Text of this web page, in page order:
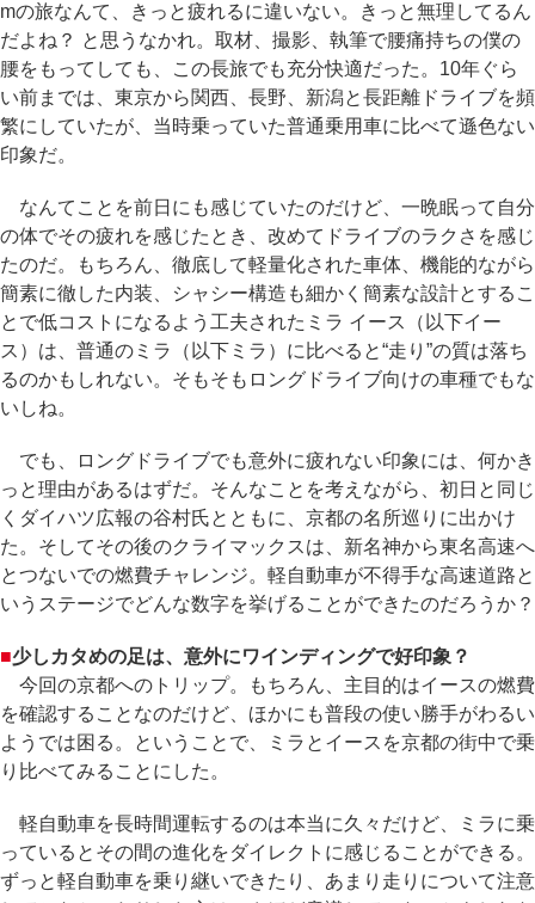
mの旅なんて、きっと疲れるに違いない。きっと無理してるん
だよね？ と思うなかれ。取材、撮影、執筆で腰痛持ちの僕の
腰をもってしても、この長旅でも充分快適だった。10年ぐら
い前までは、東京から関西、長野、新潟と長距離ドライブを頻
繁にしていたが、当時乗っていた普通乗用車に比べて遜色ない
印象だ。
なんてことを前日にも感じていたのだけど、一晩眠って自分
の体でその疲れを感じたとき、改めてドライブのラクさを感じ
たのだ。もちろん、徹底して軽量化された車体、機能的ながら
簡素に徹した内装、シャシー構造も細かく簡素な設計とするこ
とで低コストになるよう工夫されたミラ イース（以下イー
ス）は、普通のミラ（以下ミラ）に比べると“走り”の質は落ち
るのかもしれない。そもそもロングドライブ向けの車種でもな
いしね。
でも、ロングドライブでも意外に疲れない印象には、何かき
っと理由があるはずだ。そんなことを考えながら、初日と同じ
くダイハツ広報の谷村氏とともに、京都の名所巡りに出かけ
た。そしてその後のクライマックスは、新名神から東名高速へ
とつないでの燃費チャレンジ。軽自動車が不得手な高速道路と
いうステージでどんな数字を挙げることができたのだろうか？
■少しカタめの足は、意外にワインディングで好印象？
今回の京都へのトリップ。もちろん、主目的はイースの燃費
を確認することなのだけど、ほかにも普段の使い勝手がわるい
ようでは困る。ということで、ミラとイースを京都の街中で乗
り比べてみることにした。
軽自動車を長時間運転するのは本当に久々だけど、ミラに乗
っているとその間の進化をダイレクトに感じることができる。
ずっと軽自動車を乗り継いできたり、あまり走りについて注意